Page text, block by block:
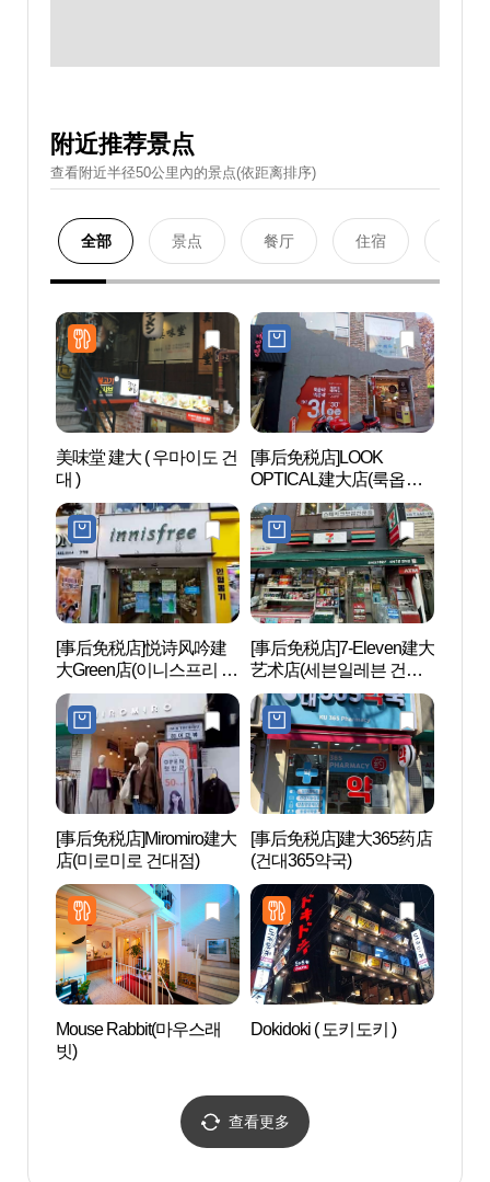
附近推荐景点
查看附近半径50公里內的景点(依距离排序)
全部 景点 餐厅 住宿
美味堂 建大 ( 우마이도 건
대 )
[事后免税店]LOOK
OPTICAL建大店(룩옵티
컬 건대점)
[事后免税店]悦诗风吟建
大Green店(이니스프리 건
대그린점)
[事后免税店]7-Eleven建大
艺术店(세븐일레븐 건대
예술점)
[事后免税店]Miromiro建大
店(미로미로 건대점)
[事后免税店]建大365药店
(건대365약국)
Mouse Rabbit(마우스래
빗)
Dokidoki ( 도키도키 )
查看更多